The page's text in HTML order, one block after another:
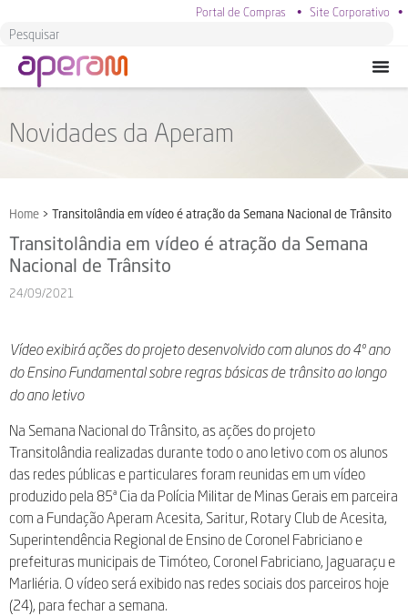
Portal de Compras • Site Corporativo •
Novidades da Aperam
Home > Transitolândia em vídeo é atração da Semana Nacional de Trânsito
Transitolândia em vídeo é atração da Semana
Nacional de Trânsito
24/09/2021
Vídeo exibirá ações do projeto desenvolvido com alunos do 4º ano
do Ensino Fundamental sobre regras básicas de trânsito ao longo
do ano letivo
Na Semana Nacional do Trânsito, as ações do projeto
Transitolândia realizadas durante todo o ano letivo com os alunos
das redes públicas e particulares foram reunidas em um vídeo
produzido pela 85ª Cia da Polícia Militar de Minas Gerais em parceira
com a Fundação Aperam Acesita, Saritur, Rotary Club de Acesita,
Superintendência Regional de Ensino de Coronel Fabriciano e
prefeituras municipais de Timóteo, Coronel Fabriciano, Jaguaraçu e
Marliéria. O vídeo será exibido nas redes sociais dos parceiros hoje
(24), para fechar a semana.